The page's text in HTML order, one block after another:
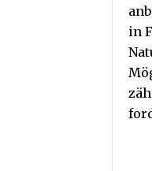
in